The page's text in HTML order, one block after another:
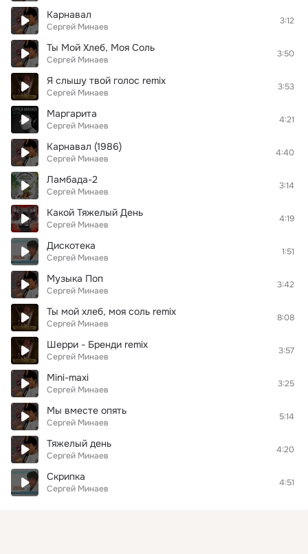
Карнавал
Сергей Минаев
3:12
Ты Мой Хлеб, Моя Соль
Сергей Минаев
3:50
Я слышу твой голос remix
Сергей Минаев
3:53
Маргарита
Сергей Минаев
4:21
Карнавал (1986)
Сергей Минаев
4:40
Ламбада-2
Сергей Минаев
3:14
Какой Тяжелый День
Сергей Минаев
4:19
Дискотека
Сергей Минаев
1:51
Музыка Поп
Сергей Минаев
3:42
Ты мой хлеб, моя соль remix
Сергей Минаев
8:08
Шерри - Бренди remix
Сергей Минаев
3:57
Mini-maxi
Сергей Минаев
3:25
Мы вместе опять
Сергей Минаев
5:14
Тяжелый день
Сергей Минаев
4:20
Скрипка
Сергей Минаев
4:51